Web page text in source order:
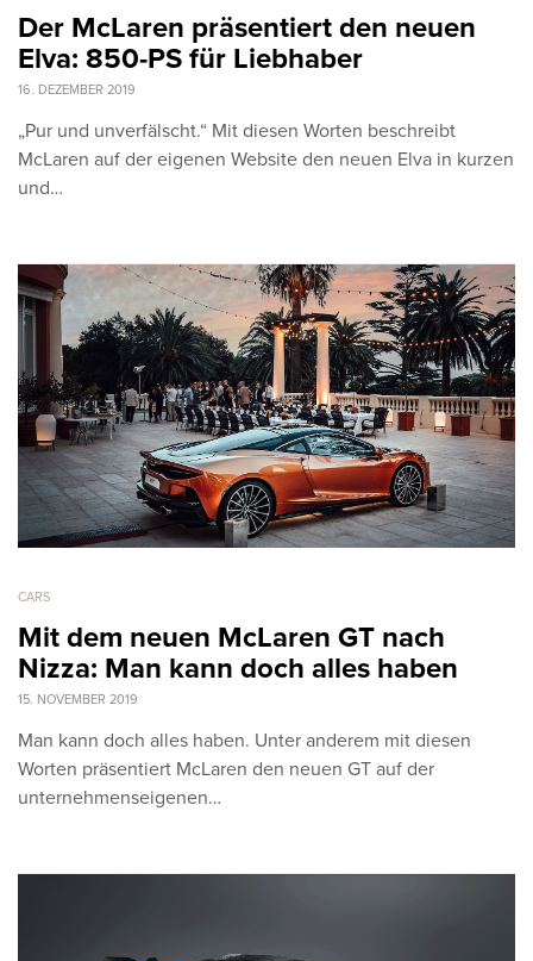
Der McLaren präsentiert den neuen
Elva: 850-PS für Liebhaber
16. DEZEMBER 2019
„Pur und unverfälscht.“ Mit diesen Worten beschreibt
McLaren auf der eigenen Website den neuen Elva in kurzen
und…
CARS
Mit dem neuen McLaren GT nach
Nizza: Man kann doch alles haben
15. NOVEMBER 2019
Man kann doch alles haben. Unter anderem mit diesen
Worten präsentiert McLaren den neuen GT auf der
unternehmenseigenen…